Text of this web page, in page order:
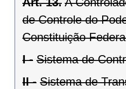
de Controle do
Constituição
I - Sistema de
II - Sistema de